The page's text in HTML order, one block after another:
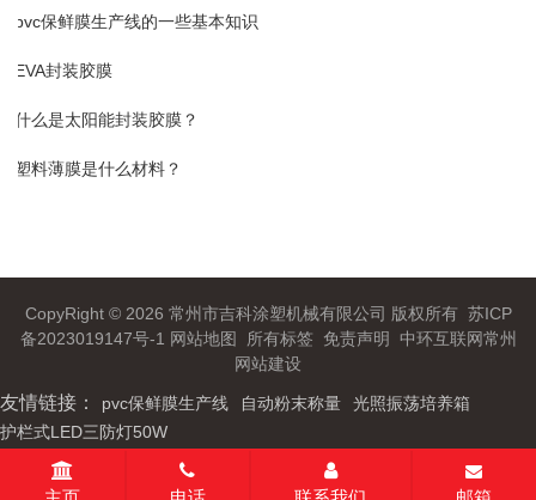
1.pvc保鲜膜生产线的一些基本知识
2.EVA封装胶膜
3.什么是太阳能封装胶膜？
4.塑料薄膜是什么材料？
CopyRight © 2026 常州市吉科涂塑机械有限公司 版权所有 苏ICP
备2023019147号-1 网站地图 所有标签 免责声明 中环互联网常州
网站建设
友情链接： pvc保鲜膜生产线 自动粉末称量
光照振荡培养箱
护栏式LED三防灯50W